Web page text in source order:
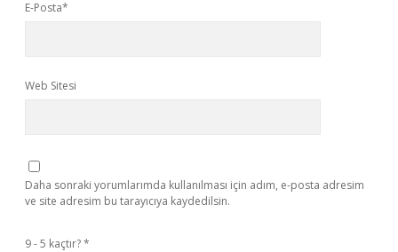
E-Posta*
Web Sitesi
Daha sonraki yorumlarımda kullanılması için adım, e-posta adresim
ve site adresim bu tarayıcıya kaydedilsin.
9 - 5 kaçtır?*